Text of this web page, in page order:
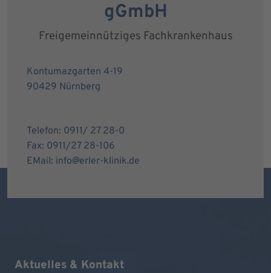
gGmbH
Freigemeinnütziges Fachkrankenhaus
Kontumazgarten 4-19
90429 Nürnberg
Telefon: 0911/ 27 28-0
Fax: 0911/27 28-106
EMail: info@erler-klinik.de
Aktuelles & Kontakt